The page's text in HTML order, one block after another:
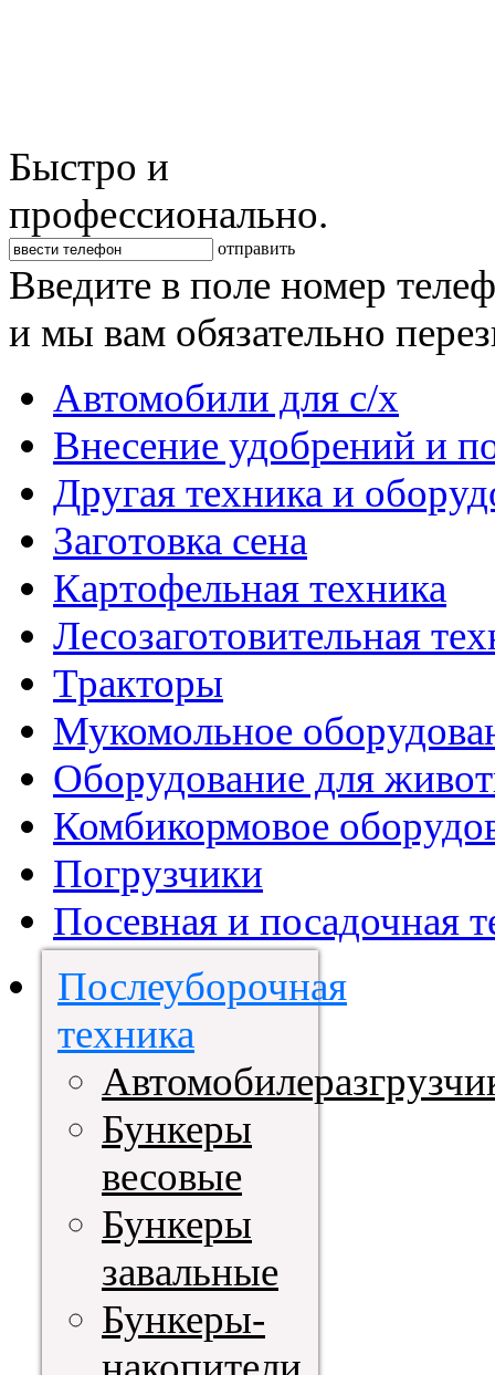
Быстро и
профессионально.
отправить
Введите в поле номер
и мы вам обязательно
Автомобили для с/х
Внесение удобрений и
Другая техника и
Заготовка сена
Картофельная техника
Лесозаготовительная
Тракторы
Мукомольное
Оборудование для
Комбикормовое
Погрузчики
Посевная и посадочная
Послеуборочная
техника
Бункеры
весовые
Бункеры
завальные
Бункеры-